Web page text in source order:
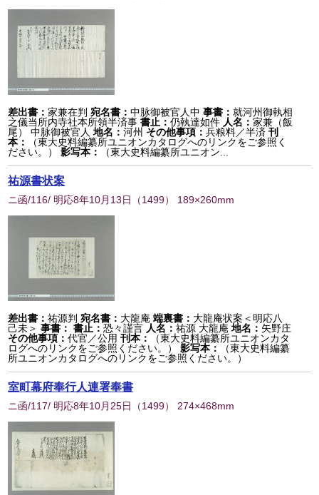
差出書：家兼在判 宛名書：中脉御被官人中 事書：就河州御執相
之儀当所内寺社本所領半済事書止：仍執達如件 人名：家兼（飯
尾） 中脉御被官人 地名：河州 その他事項：兵粮料／半済 刊
本：
（東大史料編纂所ユニオンカタログへのリンクをご参照く
ださい。）
影写本： （東大史料編纂所ユニオン...
祐源書状案
ニ函/116/ 明応8年10月13日 （1499） 189×260mm
差出書：祐源判 宛名書： 大龍庵 端裏書： 大龍庵状案＜明応八
己未＞ 事書： 書止：恐々謹言 人名：祐源 大龍庵 地名： 矢野庄
その他事項：代官／公用 刊本：
（東大史料編纂所ユニオンカタ
ログへのリンクをご参照ください。）
影写本：
（東大史料編纂
所ユニオンカタログへのリンクをご参照ください。）
室町幕府奉行人連署奉書
ニ函/117/ 明応8年10月25日 （1499） 274×468mm